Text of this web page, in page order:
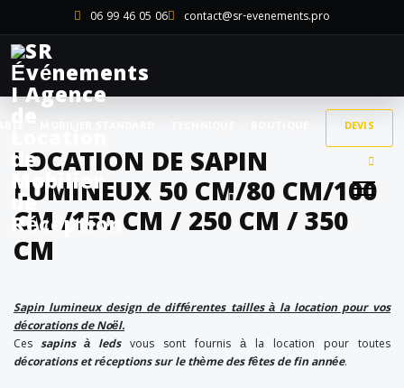
06 99 46 05 06 contact@sr-evenements.pro
DEVIS
LOCATION DE SAPIN
LUMINEUX 50 CM/80 CM/100
CM /150 CM / 250 CM / 350
CM
Sapin lumineux design de différentes tailles à la location pour vos
décorations de Noël.
Ces sapins à ledsvous sont fournis à la location pour toutes
décorations et réceptions sur le thème des fêtes de fin année.